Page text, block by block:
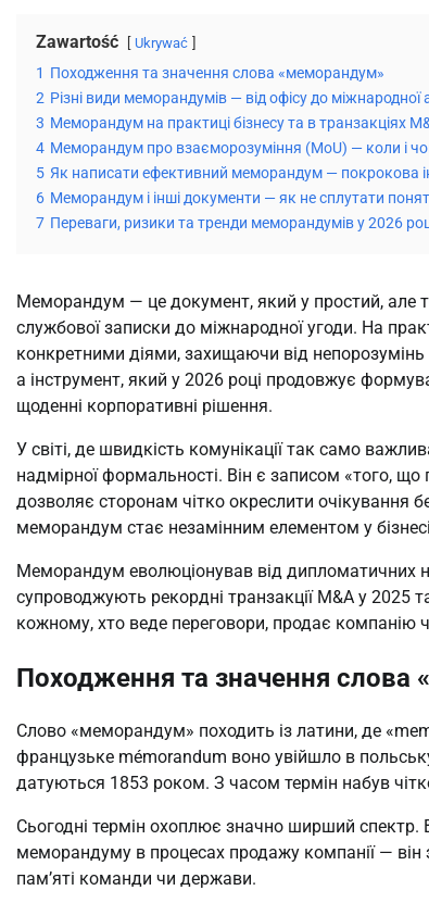
Zawartość Ukrywać
1 Походження та значення слова «меморандум»
2 Різні види меморандумів — від офісу до міжнародної
3 Меморандум на практиці бізнесу та в транзакціях
4 Меморандум про взаєморозуміння (MoU) — коли і
5 Як написати ефективний меморандум — покрокова
6 Меморандум і інші документи — як не сплутати
7 Переваги, ризики та тренди меморандумів у 2026
Меморандум — це документ, який у простий, але
службової записки до міжнародної угоди. На
конкретними діями, захищаючи від
а інструмент, який у 2026 році продовжує
щоденні корпоративні рішення.
У світі, де швидкість комунікації так само
надмірної формальності. Він є записом «того, що
дозволяє сторонам чітко окреслити очікування
меморандум стає незамінним елементом у
Меморандум еволюціонував від дипломатичних
супроводжують рекордні транзакції M&A у 2025
кожному, хто веде переговори, продає компанію
Походження та значення слова
Слово «меморандум» походить із латини, де
французьке mémorandum воно увійшло в
датуються 1853 роком. З часом термін набув
Сьогодні термін охоплює значно ширший спектр.
меморандуму в процесах продажу компанії —
пам’яті команди чи держави.